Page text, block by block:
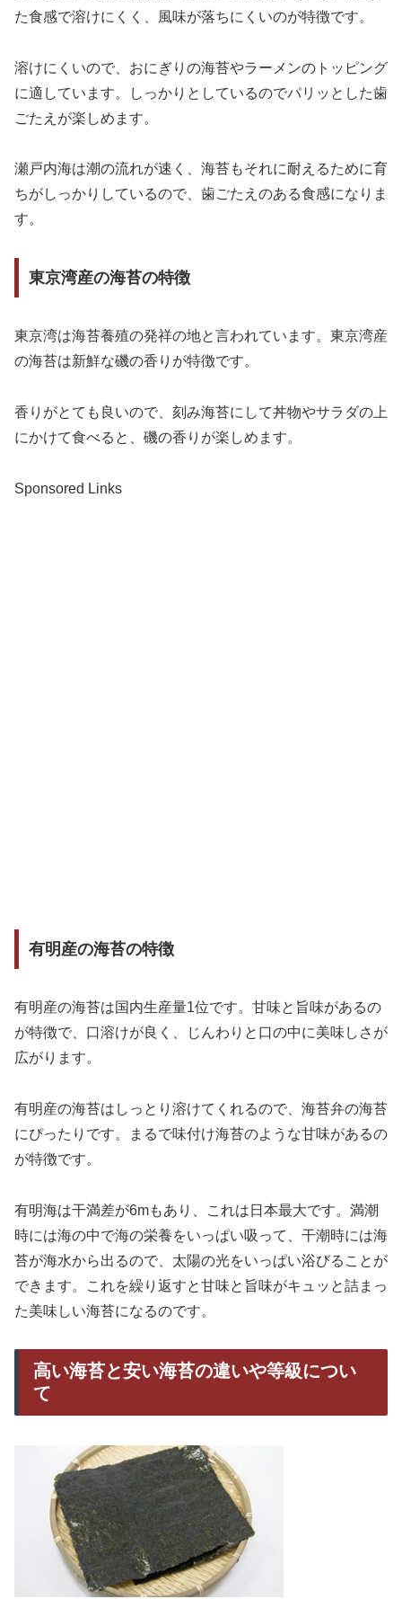
た食感で溶けにくく、風味が落ちにくいのが特徴です。
溶けにくいので、おにぎりの海苔やラーメンのトッピング
に適しています。しっかりとしているのでパリッとした歯
ごたえが楽しめます。
瀬戸内海は潮の流れが速く、海苔もそれに耐えるために育
ちがしっかりしているので、歯ごたえのある食感になりま
す。
東京湾産の海苔の特徴
東京湾は海苔養殖の発祥の地と言われています。東京湾産
の海苔は新鮮な磯の香りが特徴です。
香りがとても良いので、刻み海苔にして丼物やサラダの上
にかけて食べると、磯の香りが楽しめます。
Sponsored Links
有明産の海苔の特徴
有明産の海苔は国内生産量1位です。甘味と旨味があるの
が特徴で、口溶けが良く、じんわりと口の中に美味しさが
広がります。
有明産の海苔はしっとり溶けてくれるので、海苔弁の海苔
にぴったりです。まるで味付け海苔のような甘味があるの
が特徴です。
有明海は干満差が6mもあり、これは日本最大です。満潮
時には海の中で海の栄養をいっぱい吸って、干潮時には海
苔が海水から出るので、太陽の光をいっぱい浴びることが
できます。これを繰り返すと甘味と旨味がキュッと詰まっ
た美味しい海苔になるのです。
高い海苔と安い海苔の違いや等級につい
て